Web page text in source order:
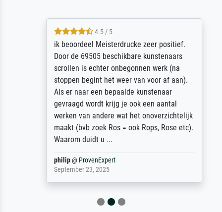
4.5 / 5
ik beoordeel Meisterdrucke zeer positief.
Door de 69505 beschikbare kunstenaars
scrollen is echter onbegonnen werk (na
stoppen begint het weer van voor af aan).
Als er naar een bepaalde kunstenaar
gevraagd wordt krijg je ook een aantal
werken van andere wat het onoverzichtelijk
maakt (bvb zoek Ros = ook Rops, Rose etc).
Waarom duidt u ...
philip@ProvenExpert
September 23, 2025